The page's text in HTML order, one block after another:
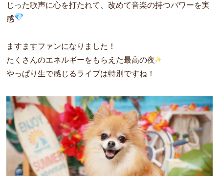
じった歌声に心を打たれて、改めて音楽の持つパワーを実
感
ますますファンになりました！
たくさんのエネルギーをもらえた最高の夜
やっぱり生で感じるライブは特別ですね！